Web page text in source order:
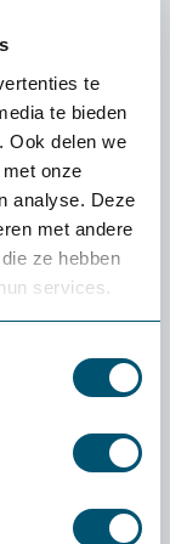
te
te bieden
Ook delen we
onze
analyse. Deze
met andere
ze hebben
services.
of
onderzoek